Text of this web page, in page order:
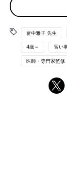
夫婦仲と教育
ファイナンシャ
者から求められ
上の役割です。
精神面などのア
ますが、教育資
畠中雅子 先生
4歳～ 習い
医師・専門家監修